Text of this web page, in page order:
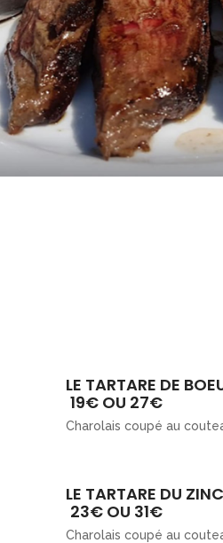
LE TARTARE DE
19€ OU 27€
Charolais coupé au
LE TARTARE DU ZINC
23€ OU 31€
Charolais coupé au